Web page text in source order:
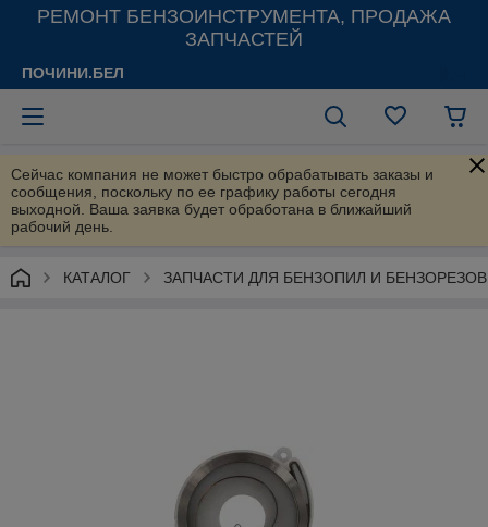
РЕМОНТ БЕНЗОИНСТРУМЕНТА, ПРОДАЖА
ЗАПЧАСТЕЙ
ПОЧИНИ.БЕЛ
Сейчас компания не может быстро обрабатывать заказы и
сообщения, поскольку по ее графику работы сегодня
выходной. Ваша заявка будет обработана в ближайший
рабочий день.
КАТАЛОГ ЗАПЧАСТИ ДЛЯ БЕНЗОПИЛ И БЕНЗОРЕЗОВ